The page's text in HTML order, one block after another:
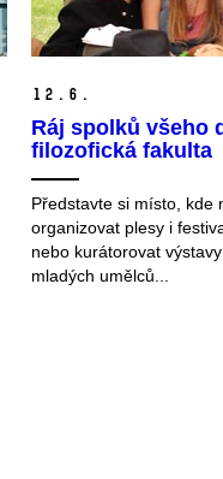
12. 6.
Ráj spolků všeho
filozofická fakulta
Představte si místo, kde
organizovat plesy i
nebo kurátorovat
mladých umělců...